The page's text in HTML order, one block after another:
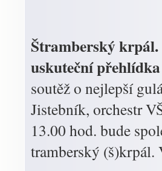
Štramberský krpál.
uskuteční
soutěž o nejlepší
Jistebník, orchestr
13.00 hod. bude
tramberský (š)krpál.